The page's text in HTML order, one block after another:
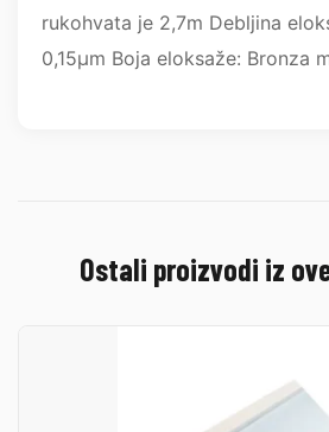
rukohvata je 2,7m Debljina
0,15µm Boja eloksaže: Bronza
Ostali proizvodi iz